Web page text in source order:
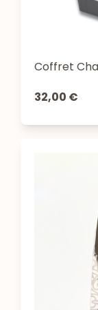
Coffret
32,00 €